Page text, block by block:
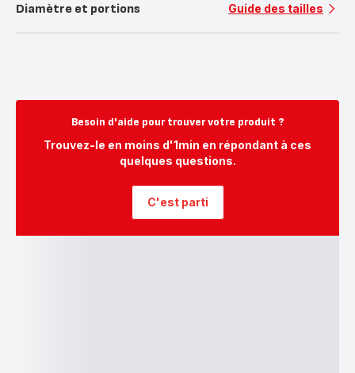
Diamètre et portions Guide des tailles
Besoin d'aide pour trouver votre produit ?
Trouvez-le en moins d'1min en répondant à ces
quelques questions.
C'est parti